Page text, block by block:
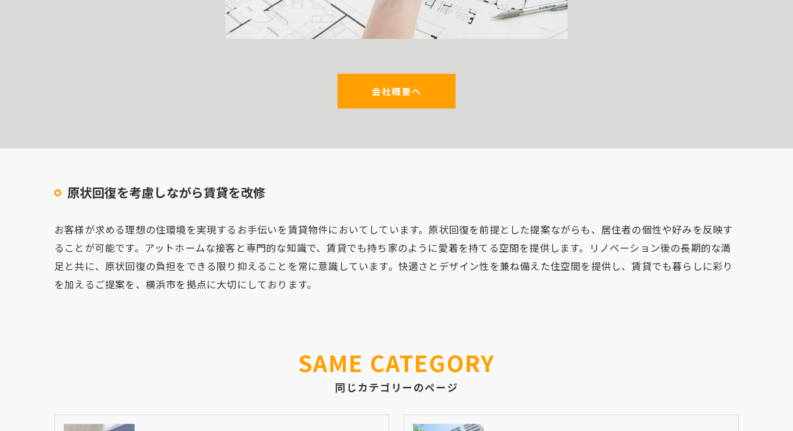
会社概要へ
原状回復を考慮しながら賃貸を改修
お客様が求める理想の住環境を実現するお手伝いを賃貸物件においてしています。原状回復を前提とした提案ながらも、居住者の個性や好みを反映す
ることが可能です。アットホームな接客と専門的な知識で、賃貸でも持ち家のように愛着を持てる空間を提供します。リノベーション後の長期的な満
足と共に、原状回復の負担をできる限り抑えることを常に意識しています。快適さとデザイン性を兼ね備えた住空間を提供し、賃貸でも暮らしに彩り
を加えるご提案を、横浜市を拠点に大切にしております。
同じカテゴリーのページ
SAME CATEGORY